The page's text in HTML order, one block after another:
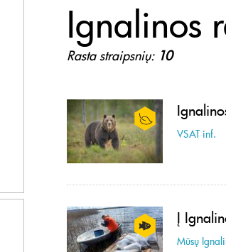
Ignalinos
Rasta straipsnių: 10
VSAT inf.
Į
Mūsų